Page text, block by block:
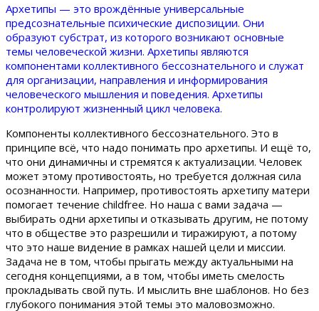
Архетипы — это врождённые универсальные
предсознательные психические диспозиции. Они
образуют субстрат, из которого возникают основные
темы человеческой жизни. Архетипы являются
компонентами коллективного бессознательного и служат
для организации, направления и информирования
человеческого мышления и поведения. Архетипы
контролируют жизненный цикл человека.
Компоненты коллективного бессознательного. Это в
принципе всё, что надо понимать про архетипы. И ещё то,
что они динамичны и стремятся к актуализации. Человек
может этому противостоять, но требуется должная сила
осознанности. Например, противостоять архетипу матери
помогает течение childfree. Но наша с вами задача —
выбирать одни архетипы и отказывать другим, не потому
что в обществе это разрешили и тиражируют, а потому
что это наше видение в рамках нашей цели и миссии.
Задача не в том, чтобы прыгать между актуальными на
сегодня концепциями, а в том, чтобы иметь смелость
прокладывать свой путь. И мыслить вне шаблонов. Но без
глубокого понимания этой темы это маловозможно.